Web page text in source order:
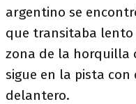
argentino se
que transitaba lento
zona de la horquilla
sigue en la pista
delantero.